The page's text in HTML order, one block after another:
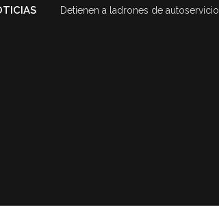
Detienen a ladrones de autoservicio